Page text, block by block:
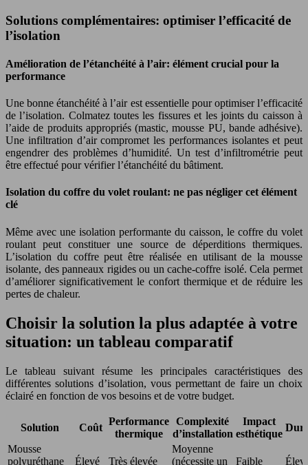
Solutions complémentaires: optimiser l’efficacité de
l’isolation
Amélioration de l’étanchéité à l’air: élément crucial pour la
performance
Une bonne étanchéité à l’air est essentielle pour optimiser l’efficacité
de l’isolation. Colmatez toutes les fissures et les joints du caisson à
l’aide de produits appropriés (mastic, mousse PU, bande adhésive).
Une infiltration d’air compromet les performances isolantes et peut
engendrer des problèmes d’humidité. Un test d’infiltrométrie peut
être effectué pour vérifier l’étanchéité du bâtiment.
Isolation du coffre du volet roulant: ne pas négliger cet élément
clé
Même avec une isolation performante du caisson, le coffre du volet
roulant peut constituer une source de déperditions thermiques.
L’isolation du coffre peut être réalisée en utilisant de la mousse
isolante, des panneaux rigides ou un cache-coffre isolé. Cela permet
d’améliorer significativement le confort thermique et de réduire les
pertes de chaleur.
Choisir la solution la plus adaptée à votre
situation: un tableau comparatif
Le tableau suivant résume les principales caractéristiques des
différentes solutions d’isolation, vous permettant de faire un choix
éclairé en fonction de vos besoins et de votre budget.
Solution Coût
Performance
thermique
Complexité
d’installation
Impact
esthétique
Mousse
polyuréthane
Élevé Très élevée
Moyenne
(nécessite un
Faible